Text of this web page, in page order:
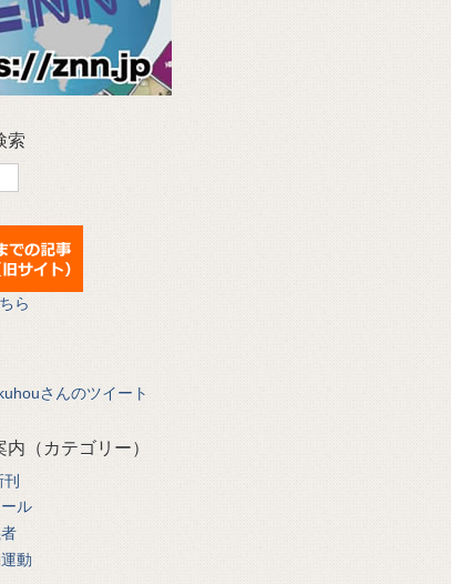
索
ら
さんのツイート
（カテゴリー）
ル
動